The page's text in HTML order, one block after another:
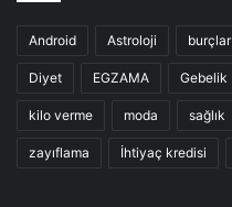
Android Astroloji burçlar
Diyet EGZAMA Gebelik
kilo verme moda sağlık
zayıflama İhtiyaç kredisi